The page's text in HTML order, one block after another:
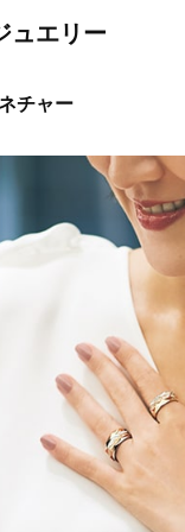
ュエリー
チャー